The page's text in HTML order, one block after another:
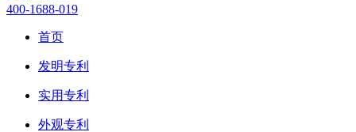
400-1688-019
首页
发明专利
实用专利
外观专利